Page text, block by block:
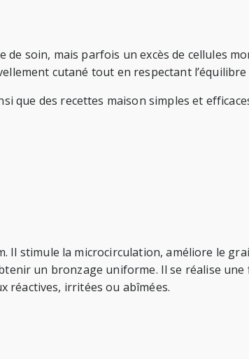
soin, mais parfois un excès de cellules
cutané tout en respectant
des recettes maison simples et
Il stimule la microcirculation, améliore le
un bronzage uniforme. Il se réalise
réactives, irritées ou abîmées.